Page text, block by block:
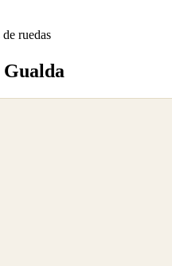
ruedas
Gualda